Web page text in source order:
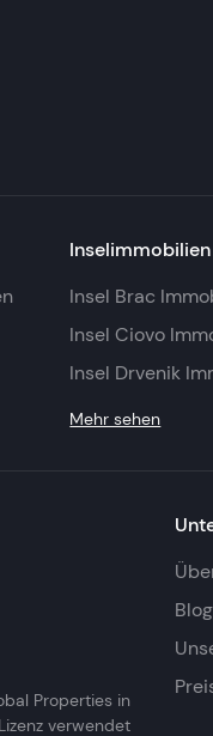
Inselimmobilien
Insel Brac
Insel Ciovo
Insel Drvenik
Mehr sehen
Blog
Properties in
verwendet